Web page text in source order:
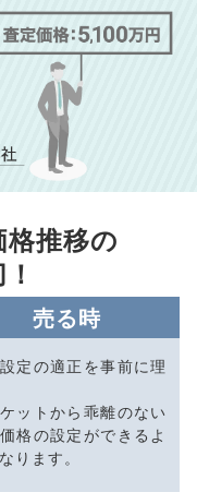
推移の
売る時
定の適正を事前に理
ットから乖離のない
格の設定ができるよ
ります。